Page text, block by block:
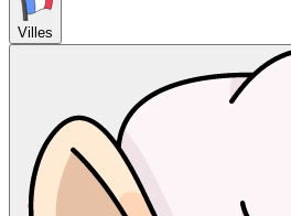
Villes